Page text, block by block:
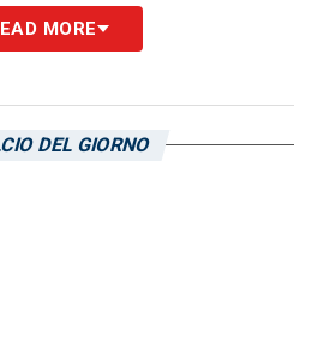
starebbe ipotizzando la
Ronaldo Vieira
di quel ruolo.
MORE
DEL GIORNO